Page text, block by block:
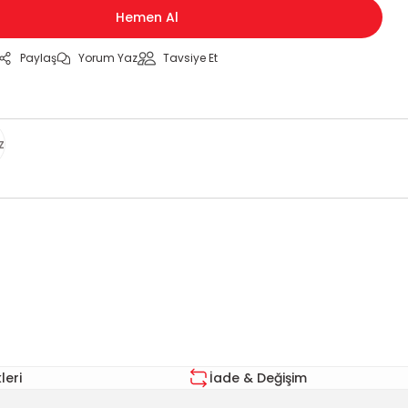
Hemen Al
Paylaş Yorum Yaz Tavsiye Et
İade & Değişim